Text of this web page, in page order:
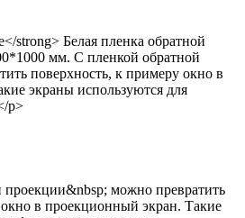
strong> Белая пленка обратной
мм. С пленкой обратной
поверхность, к примеру окно в
экраны используются для
p>
можно превратить
в проекционный экран. Такие